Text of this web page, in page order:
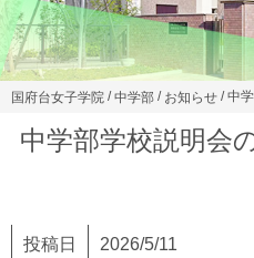
国府台女子学院 /中学部 / お知らせ / 中
中学部学校説明会
投稿日 2026/5/11